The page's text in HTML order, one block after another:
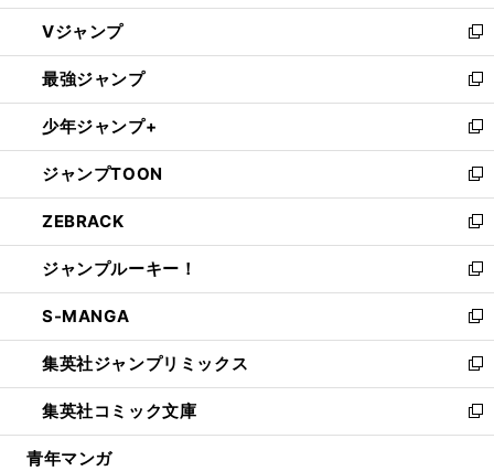
ウ
ィ
ン
ド
ウ
で
開
く
し
い
ウ
ィ
ン
ド
ウ
で
開
く
Vジャンプ
新
し
い
ウ
ィ
ン
ド
ウ
で
開
く
最強ジャンプ
新
し
い
ウ
ィ
ン
ド
ウ
で
開
く
少年ジャンプ+
新
し
い
ウ
ィ
ン
ド
ウ
で
開
く
ジャンプTOON
新
し
い
ウ
ィ
ン
ド
ウ
で
開
く
ZEBRACK
新
し
い
ウ
ィ
ン
ド
ウ
で
開
ジャンプルーキー！
新
し
い
ウ
ィ
ン
ド
ウ
S-MANGA
新
し
い
ウ
ィ
ン
集英社ジャンプリミックス
新
し
い
ウ
集英社コミック文庫
新
し
青年マンガ